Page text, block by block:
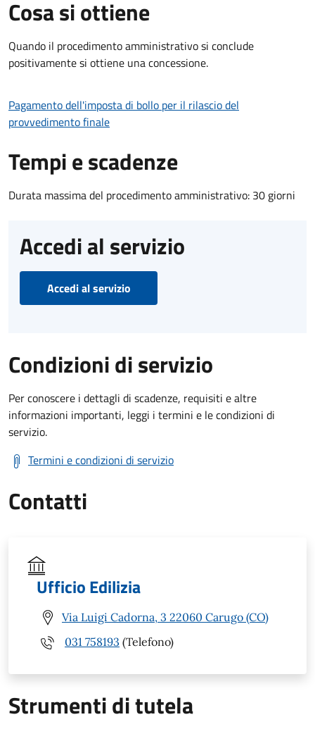
Cosa si ottiene
Quando il procedimento amministrativo si conclude
positivamente si ottiene una concessione.
Pagamento dell'imposta di bollo per il rilascio del
provvedimento finale
Tempi e scadenze
Durata massima del procedimento amministrativo: 30 giorni
Accedi al servizio
Accedi al servizio
Condizioni di servizio
Per conoscere i dettagli di scadenze, requisiti e altre
informazioni importanti, leggi i termini e le condizioni di
servizio.
Termini e condizioni di servizio
Contatti
Ufficio Edilizia
Via Luigi Cadorna, 3 22060 Carugo (CO)
031 758193 (Telefono)
Strumenti di tutela